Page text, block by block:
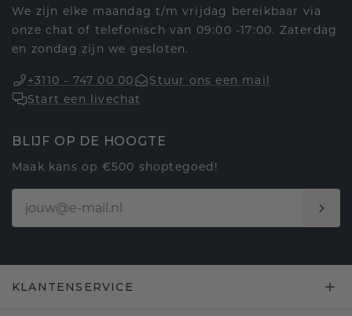
We zijn elke maandag t/m vrijdag bereikbaar via
onze chat of telefonisch van 09:00 -17:00. Zaterdag
en zondag zijn we gesloten.
+3110 - 747 00 00
Stuur ons een mail
Start een livechat
BLIJF OP DE HOOGTE
Maak kans op €500 shoptegoed!
KLANTENSERVICE